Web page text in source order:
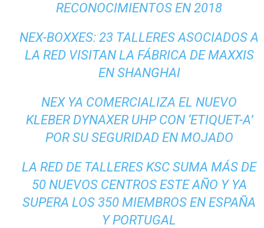
RECONOCIMIENTOS EN 2018
NEX-BOXXES: 23 TALLERES ASOCIADOS A
LA RED VISITAN LA FÁBRICA DE MAXXIS
EN SHANGHAI
NEX YA COMERCIALIZA EL NUEVO
KLEBER DYNAXER UHP CON ‘ETIQUET-A’
POR SU SEGURIDAD EN MOJADO
LA RED DE TALLERES KSC SUMA MÁS DE
50 NUEVOS CENTROS ESTE AÑO Y YA
SUPERA LOS 350 MIEMBROS EN ESPAÑA
Y PORTUGAL